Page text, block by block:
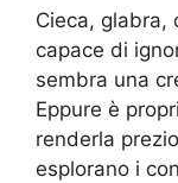
Cieca, glabra,
capace di
sembra una
Eppure è
renderla
esplorano i